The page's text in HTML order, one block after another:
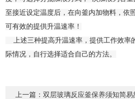
至接近设定温度后，在向釜内加物料，依
可有效的提供升温速率！
上述三种提高升温速率，提供工作效率
际情况，自行选择适合自己的方法。
上一篇：双层玻璃反应釜保养须知简